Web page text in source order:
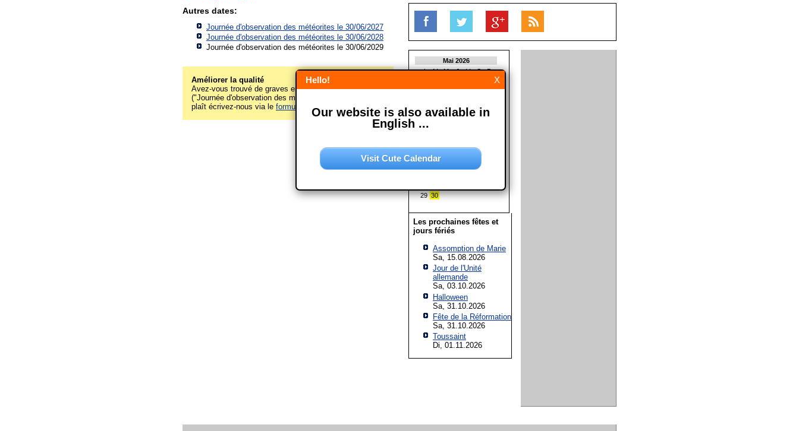
Autres dates:
Journée d'observation des météorites le 30/06/2027
Journée d'observation des météorites le 30/06/2028
Journée d'observation des météorites le 30/06/2029
Améliorer la qualité
Avez-vous trouvé de graves erreurs sur cette page
("Journée d'observation des météorites")? Alors s'il vous
plaît écrivez-nous via le formulaire de contact ! Merci!
Mai 2026
L
M M J V S
D
4
5 6 7 8 9 10
18 19 20 21 22 23 24
25 26 27 28 29 30 31
L
M M J V S
1
2
13
29 30
Les prochaines fêtes et
jours fériés
Assomption de Marie
Sa, 15.08.2026
Jour de l'Unité
allemande
Sa, 03.10.2026
Halloween
Sa, 31.10.2026
Fête de la Réformation
Sa, 31.10.2026
Toussaint
Di, 01.11.2026
X
Hello!
Our website is also available in
English ...
Visit Cute Calendar